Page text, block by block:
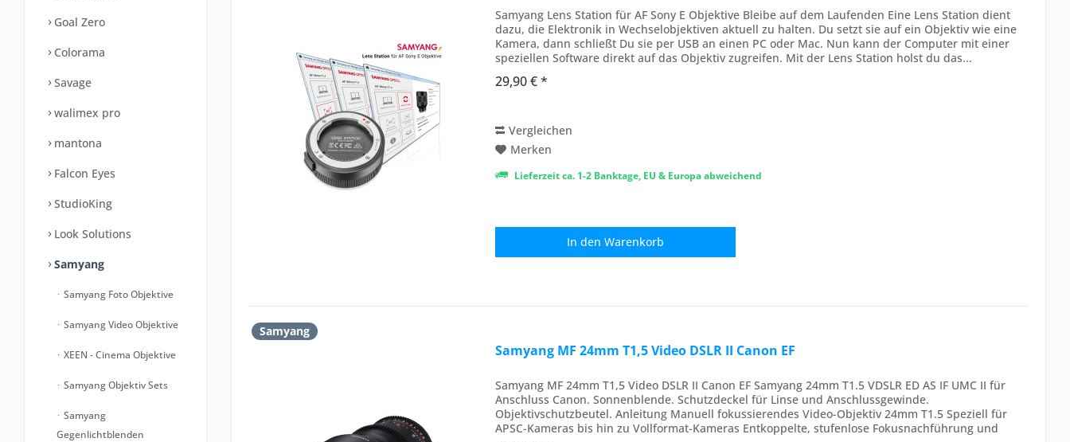
Goal Zero
Colorama
Savage
walimex pro
mantona
Falcon Eyes
StudioKing
Look Solutions
Samyang
Samyang Foto Objektive
Samyang Video Objektive
XEEN - Cinema Objektive
Samyang Objektiv Sets
Samyang
Gegenlichtblenden
Samyang Lens Station für AF Sony E Objektive Bleibe auf dem Laufenden Eine Lens Station dient
dazu, die Elektronik in Wechselobjektiven aktuell zu halten. Du setzt sie auf ein Objektiv wie eine
Kamera, dann schließt Du sie per USB an einen PC oder Mac. Nun kann der Computer mit einer
speziellen Software direkt auf das Objektiv zugreifen. Mit der Lens Station holst du das...
29,90 € *
Vergleichen
Merken
Lieferzeit ca. 1-2 Banktage, EU & Europa abweichend
In den Warenkorb
Samyang
Samyang MF 24mm T1,5 Video DSLR II Canon EF
Samyang MF 24mm T1,5 Video DSLR II Canon EF Samyang 24mm T1.5 VDSLR ED AS IF UMC II für
Anschluss Canon. Sonnenblende. Schutzdeckel für Linse und Anschlussgewinde.
Objektivschutzbeutel. Anleitung Manuell fokussierendes Video-Objektiv 24mm T1.5 Speziell für
APSC-Kameras bis hin zu Vollformat-Kameras Entkoppelte, stufenlose Fokusnachführung und